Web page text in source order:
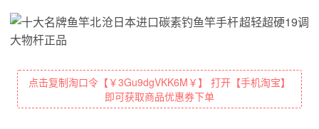
点击复制淘口令【￥3Gu9dgVKK6M￥】 打开【手机淘宝】
即可获取商品优惠券下单